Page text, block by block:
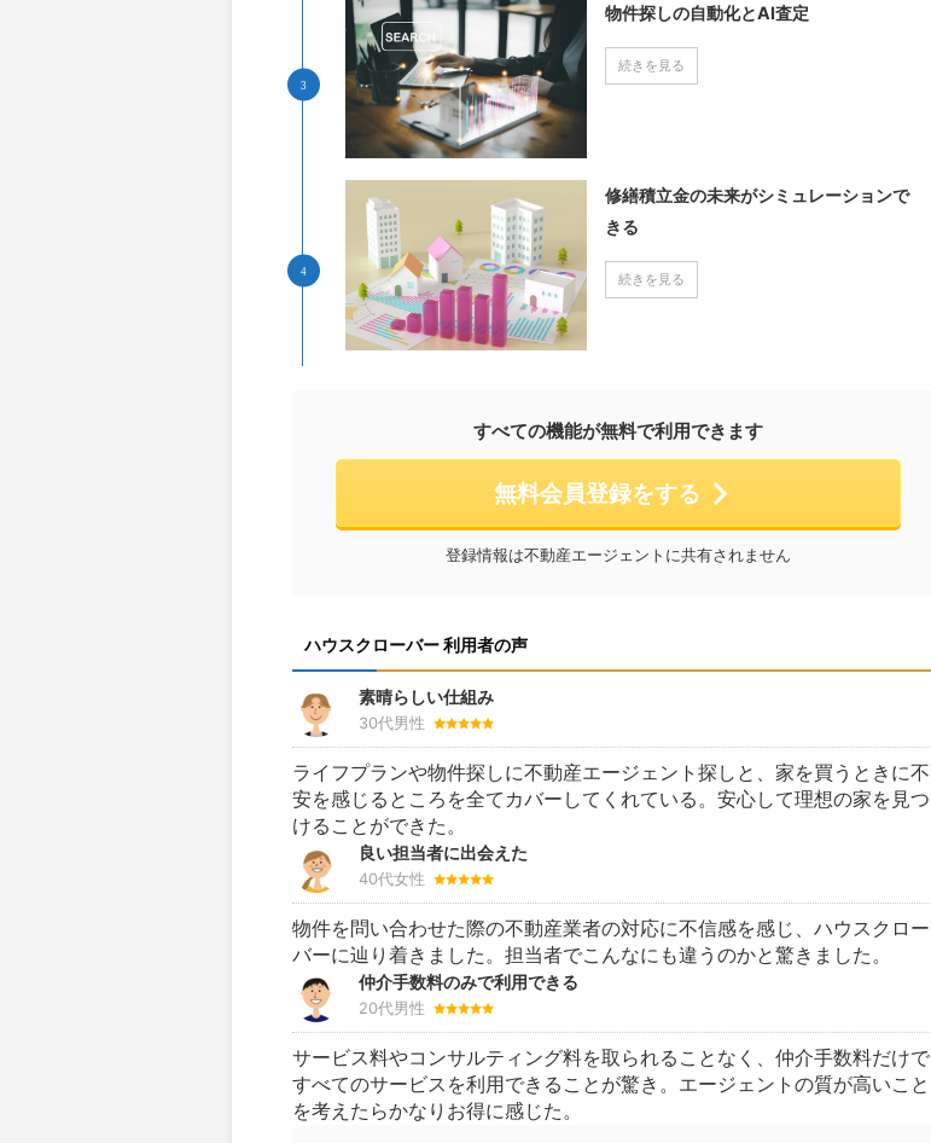
物件探しの自動化とAI査定
続きを見る
修繕積立金の未来がシミュレーションで
きる
続きを見る
すべての機能が無料で利用できます
無料会員登録をする
登録情報は不動産エージェントに共有されません
ハウスクローバー 利用者の声
素晴らしい仕組み
30代男性
ライフプランや物件探しに不動産エージェント探しと、家を買うときに不
安を感じるところを全てカバーしてくれている。安心して理想の家を見つ
けることができた。
良い担当者に出会えた
40代女性
物件を問い合わせた際の不動産業者の対応に不信感を感じ、ハウスクロー
バーに辿り着きました。担当者でこんなにも違うのかと驚きました。
仲介手数料のみで利用できる
20代男性
サービス料やコンサルティング料を取られることなく、仲介手数料だけで
すべてのサービスを利用できることが驚き。エージェントの質が高いこと
を考えたらかなりお得に感じた。